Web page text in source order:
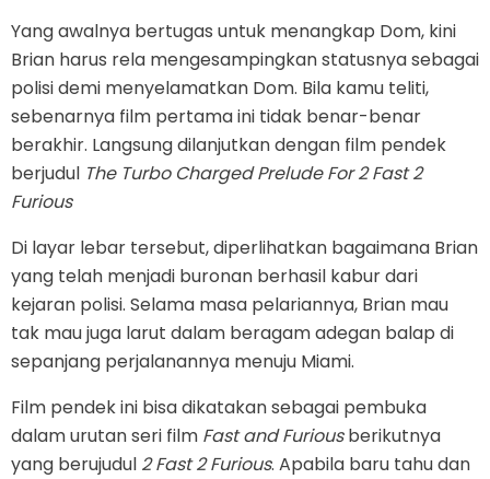
Yang awalnya bertugas untuk menangkap Dom, kini
Brian harus rela mengesampingkan statusnya sebagai
polisi demi menyelamatkan Dom. Bila kamu teliti,
sebenarnya film pertama ini tidak benar-benar
berakhir. Langsung dilanjutkan dengan film pendek
berjudul The Turbo Charged Prelude For 2 Fast 2
Furious
Di layar lebar tersebut, diperlihatkan bagaimana Brian
yang telah menjadi buronan berhasil kabur dari
kejaran polisi. Selama masa pelariannya, Brian mau
tak mau juga larut dalam beragam adegan balap di
sepanjang perjalanannya menuju Miami.
Film pendek ini bisa dikatakan sebagai pembuka
dalam urutan seri film Fast and Furiousberikutnya
yang berujudul 2 Fast 2 Furious. Apabila baru tahu dan